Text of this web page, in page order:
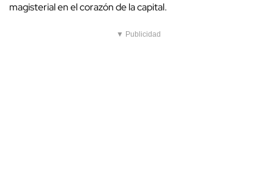
magisterial en el corazón de la capital.
▼ Publicidad